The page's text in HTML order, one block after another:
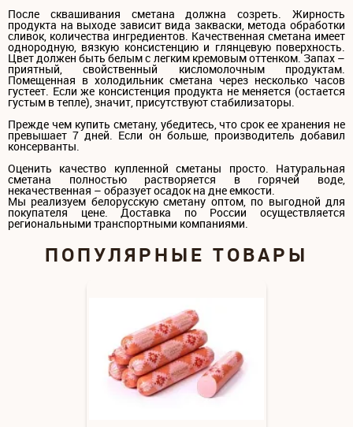
После сквашивания сметана должна созреть. Жирность
продукта на выходе зависит вида закваски, метода обработки
сливок, количества ингредиентов. Качественная сметана имеет
однородную, вязкую консистенцию и глянцевую поверхность.
Цвет должен быть белым с легким кремовым оттенком. Запах –
приятный, свойственный кисломолочным продуктам.
Помещенная в холодильник сметана через несколько часов
густеет. Если же консистенция продукта не меняется (остается
густым в тепле), значит, присутствуют стабилизаторы.
Прежде чем купить сметану, убедитесь, что срок ее хранения не
превышает 7 дней. Если он больше, производитель добавил
консерванты.
Оценить качество купленной сметаны просто. Натуральная
сметана полностью растворяется в горячей воде,
некачественная – образует осадок на дне емкости.
Мы реализуем белорусскую сметану оптом, по выгодной для
покупателя цене. Доставка по России осуществляется
региональными транспортными компаниями.
ПОПУЛЯРНЫЕ ТОВАРЫ